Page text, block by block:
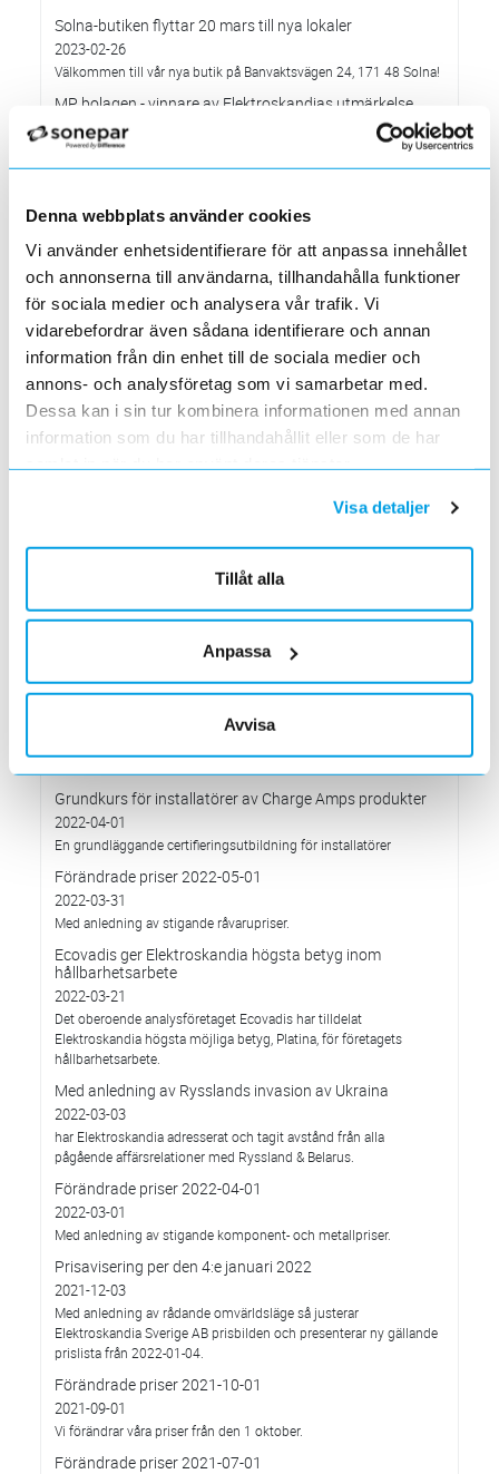
Denna webbplats använder cookies
Vi använder enhetsidentifierare för att anpassa innehållet
och annonserna till användarna, tillhandahålla funktioner
för sociala medier och analysera vår trafik. Vi
vidarebefordrar även sådana identifierare och annan
information från din enhet till de sociala medier och
annons- och analysföretag som vi samarbetar med.
Dessa kan i sin tur kombinera informationen med annan
information som du har tillhandahållit eller som de har
samlat in när du har använt deras tjänster.
Visa detaljer
Tillåt alla
Anpassa
Avvisa
Solna-butiken flyttar 20 mars till nya lokaler
2023-02-26
Välkommen till vår nya butik på Banvaktsvägen 24, 171 48 Solna!
MP bolagen - vinnare av Elektroskandias utmärkelse
2023-02-10
Söndagen den 29 januari mellan 16.00 och c:a 18.30
Elektroskandia – ny Officiell Partner i världens största
fotbollsturnering för ungdomar
2023-01-20
Förändringar på Kassasidan
2023-01-10
Förändrade priser 2023-01-03
2022-11-30
Elektroskandia Täby flyttar den 31 oktober
2022-10-27
2022-10-05
Förändrade priser 2022-10-04
2022-09-04
Välkommen till våra nya lokaler i Södertälje
2022-05-31
2022-05-27
Grundkurs för installatörer av Charge Amps produkter
2022-04-01
En grundläggande certifieringsutbildning för installatörer
Förändrade priser 2022-05-01
2022-03-31
Med anledning av stigande råvarupriser.
Ecovadis ger Elektroskandia högsta betyg inom
hållbarhetsarbete
2022-03-21
Det oberoende analysföretaget Ecovadis har tilldelat
Elektroskandia högsta möjliga betyg, Platina, för företagets
hållbarhetsarbete.
Med anledning av Rysslands invasion av Ukraina
2022-03-03
har Elektroskandia adresserat och tagit avstånd från alla
pågående affärsrelationer med Ryssland & Belarus.
Förändrade priser 2022-04-01
2022-03-01
Med anledning av stigande komponent- och metallpriser.
Prisavisering per den 4:e januari 2022
2021-12-03
Med anledning av rådande omvärldsläge så justerar
Elektroskandia Sverige AB prisbilden och presenterar ny gällande
prislista från 2022-01-04.
Förändrade priser 2021-10-01
2021-09-01
Vi förändrar våra priser från den 1 oktober.
Förändrade priser 2021-07-01